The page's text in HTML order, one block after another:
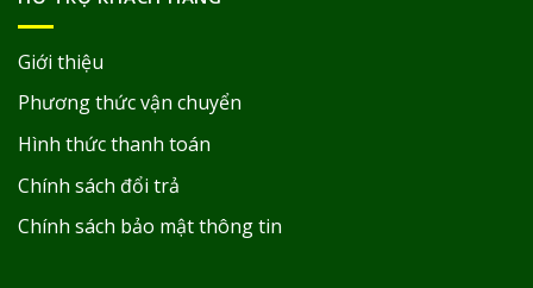
Giới thiệu
Phương thức vận chuyển
Hình thức thanh toán
Chính sách đổi trả
Chính sách bảo mật thông tin